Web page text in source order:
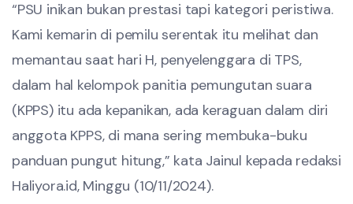
“PSU inikan bukan prestasi tapi kategori peristiwa.
Kami kemarin di pemilu serentak itu melihat dan
memantau saat hari H, penyelenggara di TPS,
dalam hal kelompok panitia pemungutan suara
(KPPS) itu ada kepanikan, ada keraguan dalam diri
anggota KPPS, di mana sering membuka-buku
panduan pungut hitung,” kata Jainul kepada redaksi
Haliyora.id, Minggu (10/11/2024).